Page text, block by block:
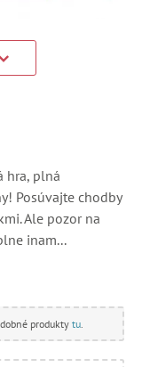
hra, plná
Posúvajte chodby
Ale pozor na
inam...
produkty tu.